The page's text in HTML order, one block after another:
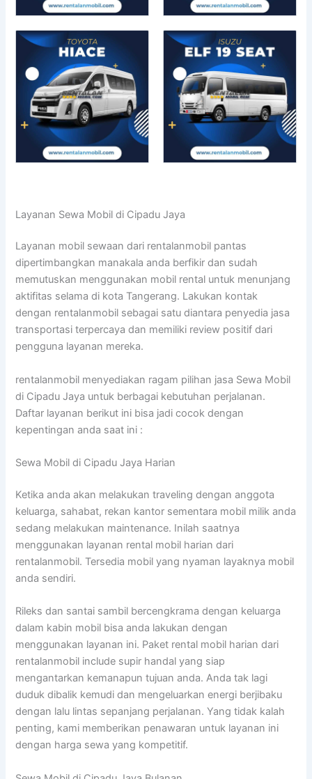
Layanan Sewa Mobil di Cipadu Jaya
Layanan mobil sewaan dari rentalanmobil pantas
dipertimbangkan manakala anda berfikir dan sudah
memutuskan menggunakan mobil rental untuk menunjang
aktifitas selama di kota Tangerang. Lakukan kontak
dengan rentalanmobil sebagai satu diantara penyedia jasa
transportasi terpercaya dan memiliki review positif dari
pengguna layanan mereka.
rentalanmobil menyediakan ragam pilihan jasa Sewa Mobil
di Cipadu Jaya untuk berbagai kebutuhan perjalanan.
Daftar layanan berikut ini bisa jadi cocok dengan
kepentingan anda saat ini :
Sewa Mobil di Cipadu Jaya Harian
Ketika anda akan melakukan traveling dengan anggota
keluarga, sahabat, rekan kantor sementara mobil milik anda
sedang melakukan maintenance. Inilah saatnya
menggunakan layanan rental mobil harian dari
rentalanmobil. Tersedia mobil yang nyaman layaknya mobil
anda sendiri.
Rileks dan santai sambil bercengkrama dengan keluarga
dalam kabin mobil bisa anda lakukan dengan
menggunakan layanan ini. Paket rental mobil harian dari
rentalanmobil include supir handal yang siap
mengantarkan kemanapun tujuan anda. Anda tak lagi
duduk dibalik kemudi dan mengeluarkan energi berjibaku
dengan lalu lintas sepanjang perjalanan. Yang tidak kalah
penting, kami memberikan penawaran untuk layanan ini
dengan harga sewa yang kompetitif.